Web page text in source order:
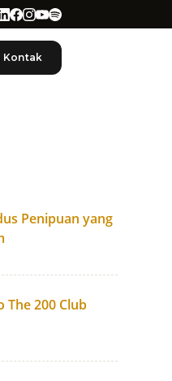
Kontak
Penipuan yang
The 200 Club